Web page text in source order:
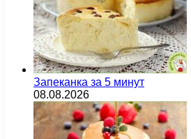
Запеканка за 5 минут
08.08.2026